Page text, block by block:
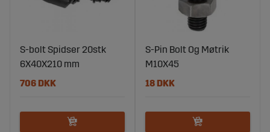
S-bolt Spidser 20stk
6X40X210 mm
706 DKK
S-Pin Bolt Og Møtrik
M10X45
18 DKK